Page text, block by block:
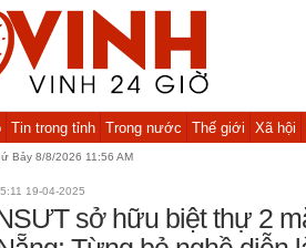
Tin trong tỉnh Trong nước Thế giới Xã hội
Bảy 8/8/2026 11:56 AM
19-04-2025
sở hữu biệt thự 2